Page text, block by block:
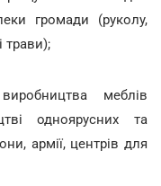
громади (руколу,
трави);
меблів
одноярусних та
армії, центрів для